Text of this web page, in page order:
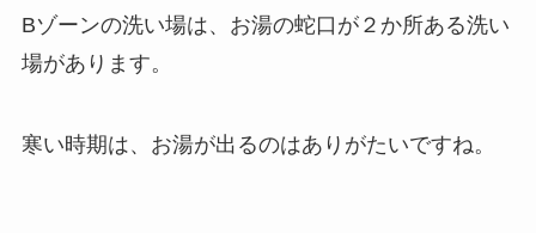
Bゾーンの洗い場は、お湯の蛇口が２か所ある洗い
場があります。
寒い時期は、お湯が出るのはありがたいですね。